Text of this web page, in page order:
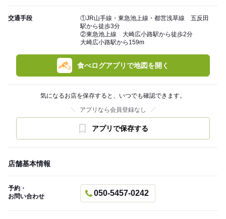
交通手段
①JR山手線・東急池上線・都営浅草線 五反田
駅から徒歩3分
②東急池上線 大崎広小路駅から徒歩2分
大崎広小路駅から159m
食べログアプリで地図を開く
気になるお店を保存すると、いつでも確認できます。
アプリなら会員登録なし
アプリで保存する
店舗基本情報
予約・
お問い合わせ
050-5457-0242